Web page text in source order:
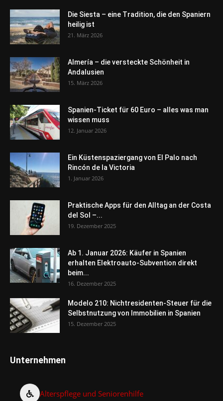
Die Siesta – eine Tradition, die den Spaniern
heilig ist
21. März 2026
Almería – die versteckte Schönheit in
Andalusien
15. März 2026
Spanien-Ticket für 60 Euro – alles was man
wissen muss
12. Januar 2026
Ein Küstenspaziergang von El Palo nach
Rincón de la Victoria
1. Januar 2026
Praktische Apps für den Alltag an der Costa
del Sol –...
19. Dezember 2025
Ab 1. Januar 2026: Käufer in Spanien
erhalten Elektroauto-Subvention direkt
beim...
16. Dezember 2025
Modelo 210: Nichtresidenten-Steuer für die
Selbstnutzung von Immobilien in Spanien
15. Dezember 2025
Unternehmen
Alterspflege und Seniorenhilfe